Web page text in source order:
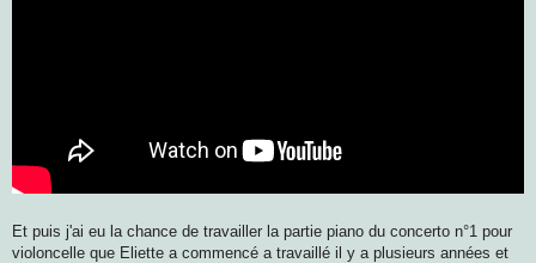
Et puis j'ai eu la chance de travailler la partie piano du concerto n°1 pour
violoncelle que Eliette a commencé a travaillé il y a plusieurs années et